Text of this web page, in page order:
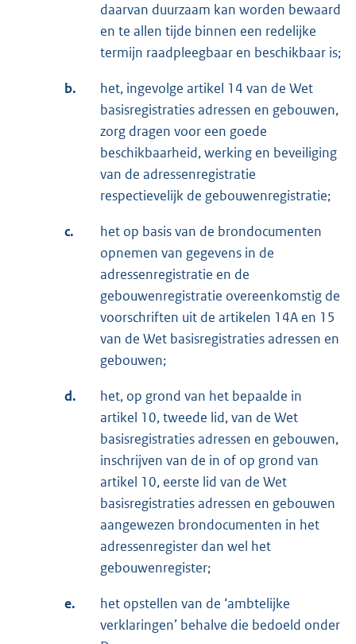
daarvan duurzaam kan worden bewaard
en te allen tijde binnen een redelijke
termijn raadpleegbaar en beschikbaar is;
b.
het, ingevolge artikel 14 van de Wet
basisregistraties adressen en gebouwen,
zorg dragen voor een goede
beschikbaarheid, werking en beveiliging
van de adressenregistratie
respectievelijk de gebouwenregistratie;
c.
het op basis van de brondocumenten
opnemen van gegevens in de
adressenregistratie en de
gebouwenregistratie overeenkomstig de
voorschriften uit de artikelen 14A en 15
van de Wet basisregistraties adressen en
gebouwen;
d.
het, op grond van het bepaalde in
artikel 10, tweede lid, van de Wet
basisregistraties adressen en gebouwen,
inschrijven van de in of op grond van
artikel 10, eerste lid van de Wet
basisregistraties adressen en gebouwen
aangewezen brondocumenten in het
adressenregister dan wel het
gebouwenregister;
e.
het opstellen van de ‘ambtelijke
verklaringen’ behalve die bedoeld onder